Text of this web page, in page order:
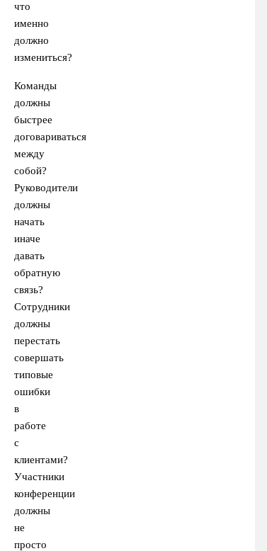
что
именно
должно
измениться?
Команды
должны
быстрее
договариваться
между
собой?
Руководители
должны
начать
иначе
давать
обратную
связь?
Сотрудники
должны
перестать
совершать
типовые
ошибки
в
работе
с
клиентами?
Участники
конференции
должны
не
просто